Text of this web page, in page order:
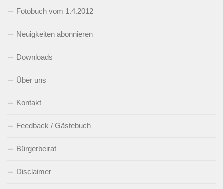
Fotobuch vom 1.4.2012
Neuigkeiten abonnieren
Downloads
Über uns
Kontakt
Feedback / Gästebuch
Bürgerbeirat
Disclaimer